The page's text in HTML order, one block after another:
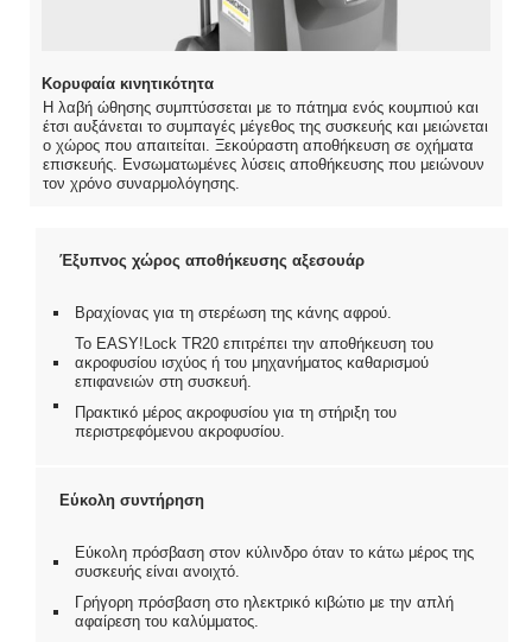
Κορυφαία κινητικότητα
Η λαβή ώθησης συμπτύσσεται με το πάτημα ενός κουμπιού και
έτσι αυξάνεται το συμπαγές μέγεθος της συσκευής και μειώνεται
ο χώρος που απαιτείται. Ξεκούραστη αποθήκευση σε οχήματα
επισκευής. Ενσωματωμένες λύσεις αποθήκευσης που μειώνουν
τον χρόνο συναρμολόγησης.
Έξυπνος χώρος αποθήκευσης αξεσουάρ
Βραχίονας για τη στερέωση της κάνης αφρού.
Το EASY!Lock TR20 επιτρέπει την αποθήκευση του
ακροφυσίου ισχύος ή του μηχανήματος καθαρισμού
επιφανειών στη συσκευή.
Πρακτικό μέρος ακροφυσίου για τη στήριξη του
περιστρεφόμενου ακροφυσίου.
Εύκολη συντήρηση
Εύκολη πρόσβαση στον κύλινδρο όταν το κάτω μέρος της
συσκευής είναι ανοιχτό.
Γρήγορη πρόσβαση στο ηλεκτρικό κιβώτιο με την απλή
αφαίρεση του καλύμματος.